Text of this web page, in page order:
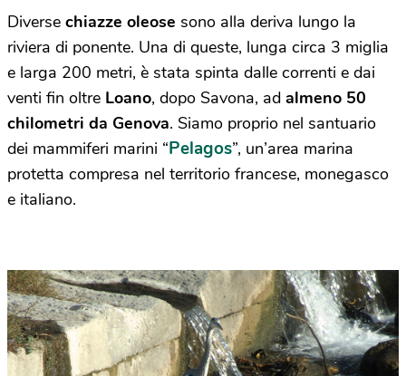
Diverse chiazze oleose sono alla deriva lungo la
riviera di ponente. Una di queste, lunga circa 3 miglia
e larga 200 metri, è stata spinta dalle correnti e dai
venti fin oltre Loano, dopo Savona, ad almeno 50
chilometri da Genova. Siamo proprio nel santuario
dei mammiferi marini “Pelagos”, un’area marina
protetta compresa nel territorio francese, monegasco
e italiano.